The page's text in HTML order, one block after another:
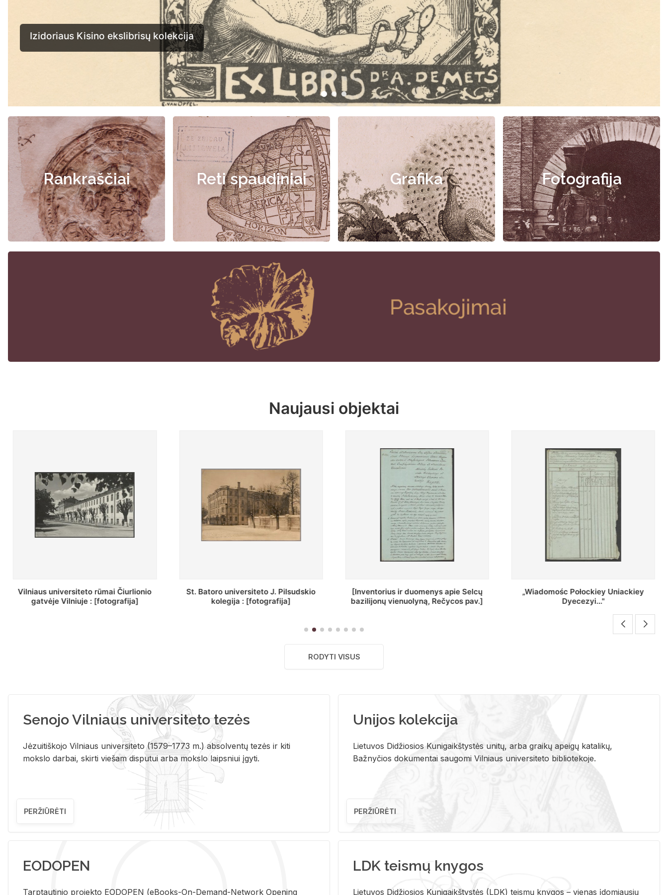
Rankraščiai Reti spaudiniai Grafika Fotografija
Naujausi objektai
St. Batoro universiteto J. Pilsudskio
kolegija : [fotografija]
[Inventorius ir duomenys apie Selcų
bazilijonų vienuolyną, Rečycos pav.]
„Wiadomośc Połockiey Uniackiey
Dyecezyi..."
Regestr Parochow Dekanatu
Brzeskiego
RODYTI VISUS
Senojo Vilniaus universiteto tezės
Jėzuitiškojo Vilniaus universiteto (1579–1773 m.) absolventų tezės ir kiti
mokslo darbai, skirti viešam disputui arba mokslo laipsniui įgyti.
PERŽIŪRĖTI
Unijos kolekcija
Lietuvos Didžiosios Kunigaikštystės unitų, arba graikų apeigų katalikų,
Bažnyčios dokumentai saugomi Vilniaus universiteto bibliotekoje.
PERŽIŪRĖTI
EODOPEN
Tarp­tau­ti­nio pro­jek­to EO­DO­PEN (eBo­oks-On-De­mand-Ne­twork Ope­ning
LDK teismų knygos
Lie­tu­vos Di­džio­sios Ku­ni­gaikš­tys­tės (LDK) teis­mų kny­gos – vie­nas įdo­miau­sių